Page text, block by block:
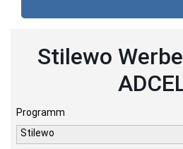
Stilewo
Programm
Stilewo